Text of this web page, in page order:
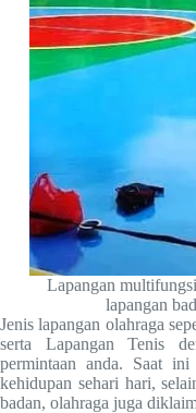
Lapangan
lapangan
Jenis lapangan olahraga
serta Lapangan Tenis
permintaan anda. Saat
kehidupan sehari hari,
badan, olahraga juga